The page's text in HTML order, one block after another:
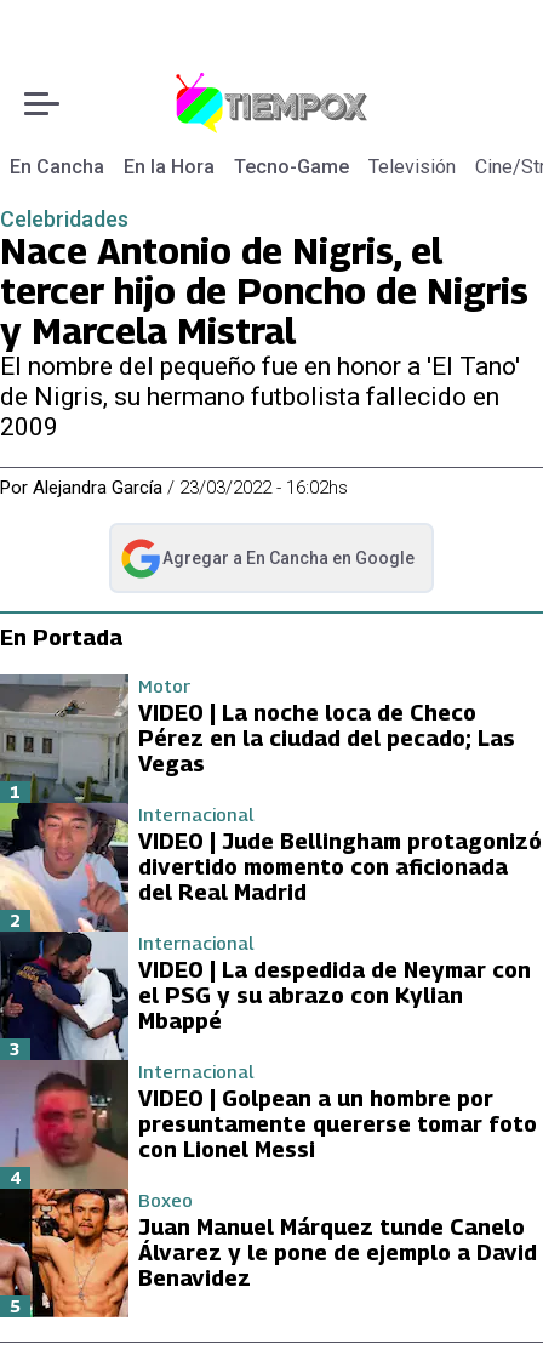
En Cancha En la Hora Tecno-Game Televisión Cine/
Celebridades
Nace Antonio de Nigris, el
tercer hijo de Poncho de Nigris
y Marcela Mistral
El nombre del pequeño fue en honor a 'El Tano'
de Nigris, su hermano futbolista fallecido en
2009
Por Alejandra García / 23/03/2022 - 16:02hs
Agregar a En Cancha en Google
abre en nueva pestaña
En Portada
Motor
VIDEO | La noche loca de Checo
Pérez en la ciudad del pecado; Las
Vegas
1
Internacional
VIDEO | Jude Bellingham protagonizó
divertido momento con aficionada
del Real Madrid
2
Internacional
VIDEO | La despedida de Neymar con
el PSG y su abrazo con Kylian
Mbappé
3
Internacional
VIDEO | Golpean a un hombre por
presuntamente quererse tomar foto
con Lionel Messi
4
Boxeo
Juan Manuel Márquez tunde Canelo
Álvarez y le pone de ejemplo a David
Benavidez
5